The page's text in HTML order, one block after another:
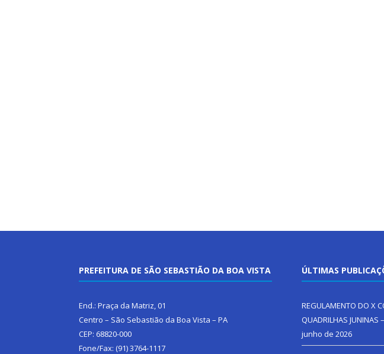
PREFEITURA DE SÃO SEBASTIÃO DA BOA VISTA
End.: Praça da Matriz, 01
Centro – São Sebastião da Boa Vista – PA
CEP: 68820-000
Fone/Fax: (91) 3764-1117
ÚLTIMAS
REGULAMENTO DO X
QUADRILHAS JUNINAS
junho de 2026